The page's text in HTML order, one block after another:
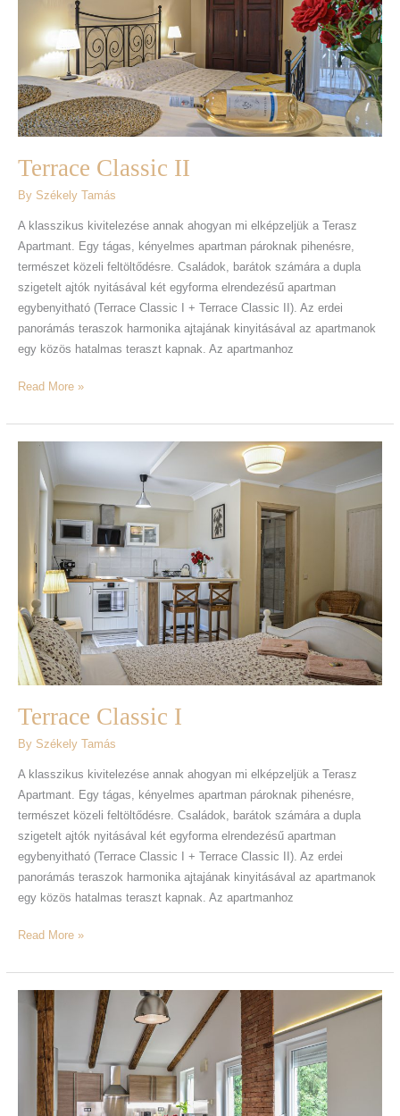
Terrace Classic II
By Székely Tamás
A klasszikus kivitelezése annak ahogyan mi elképzeljük a Terasz
Apartmant. Egy tágas, kényelmes apartman pároknak pihenésre,
természet közeli feltöltődésre. Családok, barátok számára a dupla
szigetelt ajtók nyitásával két egyforma elrendezésű apartman
egybenyitható (Terrace Classic I + Terrace Classic II). Az erdei
panorámás teraszok harmonika ajtajának kinyitásával az apartmanok
egy közös hatalmas teraszt kapnak. Az apartmanhoz
Read More »
Terrace Classic I
By Székely Tamás
A klasszikus kivitelezése annak ahogyan mi elképzeljük a Terasz
Apartmant. Egy tágas, kényelmes apartman pároknak pihenésre,
természet közeli feltöltődésre. Családok, barátok számára a dupla
szigetelt ajtók nyitásával két egyforma elrendezésű apartman
egybenyitható (Terrace Classic I + Terrace Classic II). Az erdei
panorámás teraszok harmonika ajtajának kinyitásával az apartmanok
egy közös hatalmas teraszt kapnak. Az apartmanhoz
Terrace
Classic
Read More »
Terrace
Grand